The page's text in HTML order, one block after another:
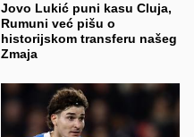
Jovo Lukić puni kasu Cluja,
Rumuni već pišu o
historijskom transferu našeg
Zmaja